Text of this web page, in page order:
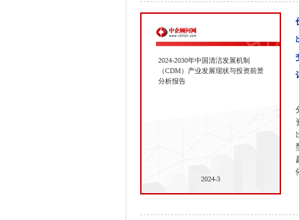
2024-2030年中国清洁发展机制
（CDM）产业发展现状与投资前景
分析报告
2024-3